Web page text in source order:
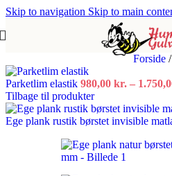
Skip to navigation Skip to main
Forside /
Parketlim elastik 980,00 kr. –
Tilbage til produkter
Ege plank rustik børstet invisible